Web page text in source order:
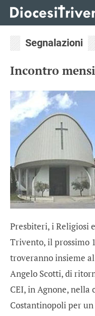
Segnalazioni
Incontro
Presbiteri, i Religiosi
Trivento, il prossimo
troveranno insieme
Angelo Scotti, di
CEI, in Agnone, nella
Costantinopoli per